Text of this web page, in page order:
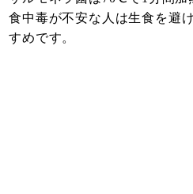
食中毒が不安な人は生食を避
すめです。